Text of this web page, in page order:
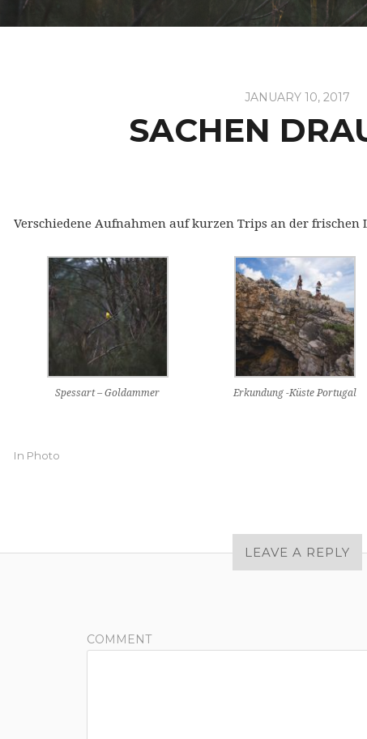
JANUARY 10, 2017
SACHEN
Verschiedene Aufnahmen auf kurzen Trips an der frischen
Spessart – Goldammer Erkundung -Küste Portugal
In Photo
LEAVE A REPLY
COMMENT